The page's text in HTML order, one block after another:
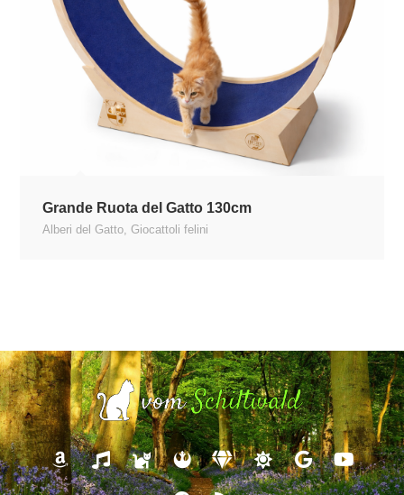
Grande Ruota del Gatto 130cm
Alberi del Gatto, Giocattoli felini